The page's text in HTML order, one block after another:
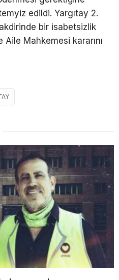
edildi. Yargıtay 2.
bir isabetsizlik
Aile Mahkemesi kararını